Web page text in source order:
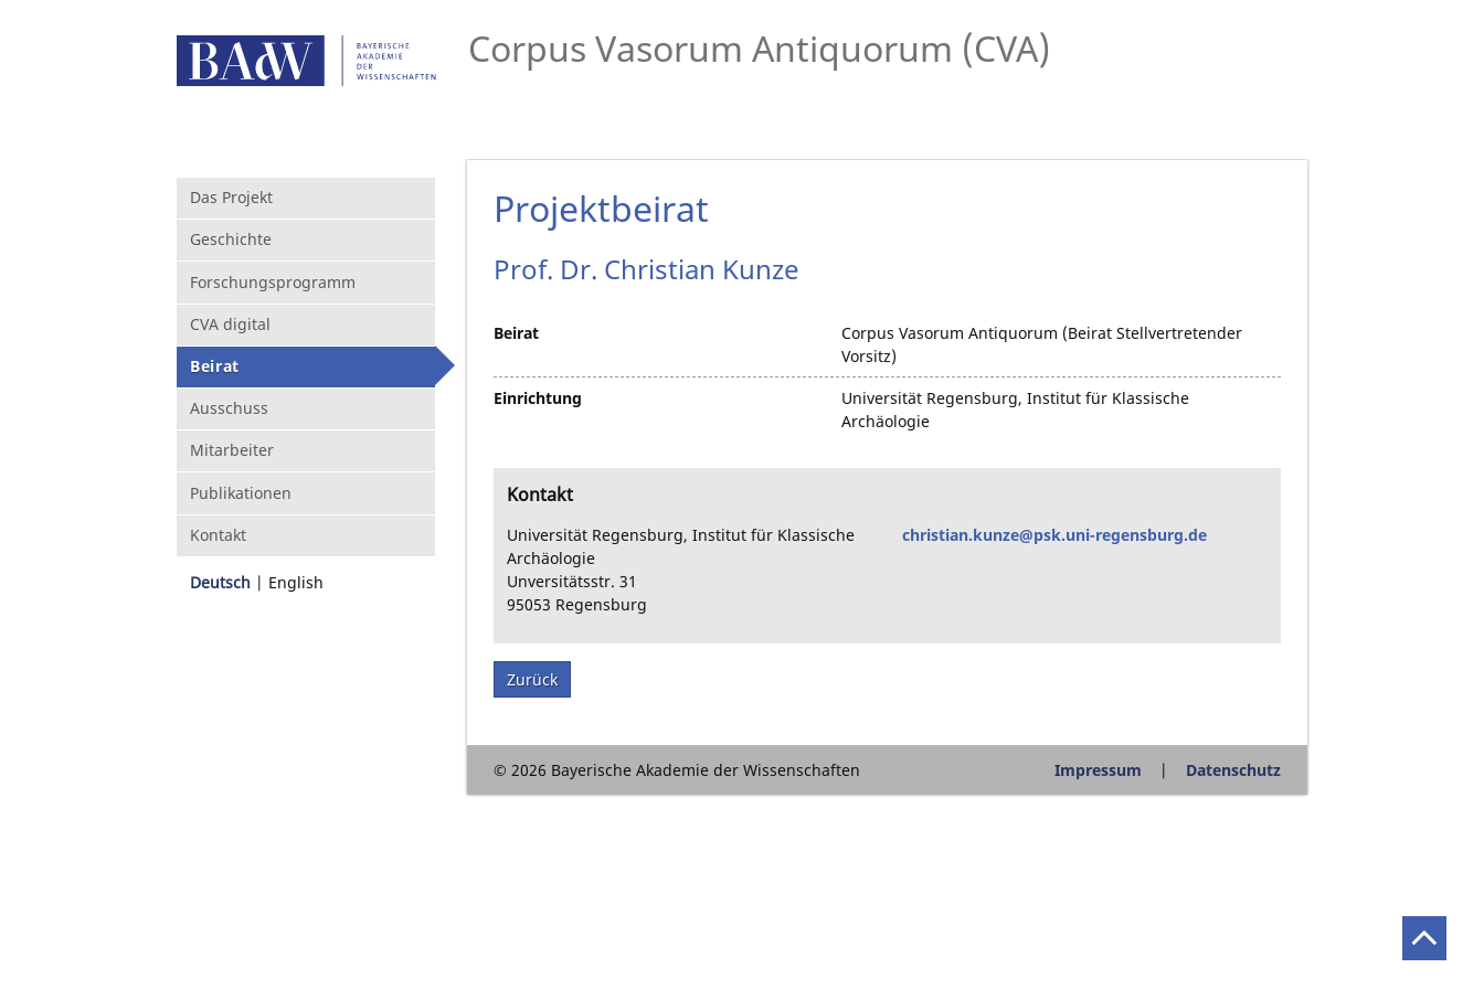
Corpus Vasorum Antiquorum (CVA)
Das Projekt
Geschichte
Forschungsprogramm
CVA digital
Beirat
Ausschuss
Mitarbeiter
Publikationen
Kontakt
Deutsch English
Projektbeirat
Prof. Dr. Christian Kunze
Beirat
Corpus Vasorum Antiquorum (Beirat Stellvertretender
Vorsitz)
Einrichtung
Universität Regensburg, Institut für Klassische
Archäologie
Kontakt
Universität Regensburg, Institut für Klassische
Archäologie
Unversitätsstr. 31
95053 Regensburg
christian.kunze@psk.uni-regensburg.de
Zurück
© 2026 Bayerische Akademie der Wissenschaften Impressum Datenschutz